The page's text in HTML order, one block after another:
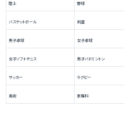
陸上 野球
バスケットボール 剣道
男子卓球 女子卓球
女子ソフトテニス 男子バドミントン
サッカー ラグビー
美術 家庭科